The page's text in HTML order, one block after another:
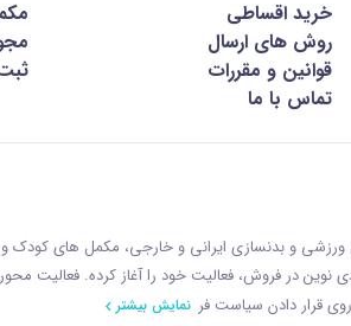
خرید اقساطی
روش های ارسال
قوانین و مقررات
تماس با ما
ورزشی و بدنسازی ایرانی و خارجی، مکمل های
از سازمان غذا و دارو با رويکردی نوين در فروش، فعاليت خود را
قرار دادن سياست فر نمایش بیشتر